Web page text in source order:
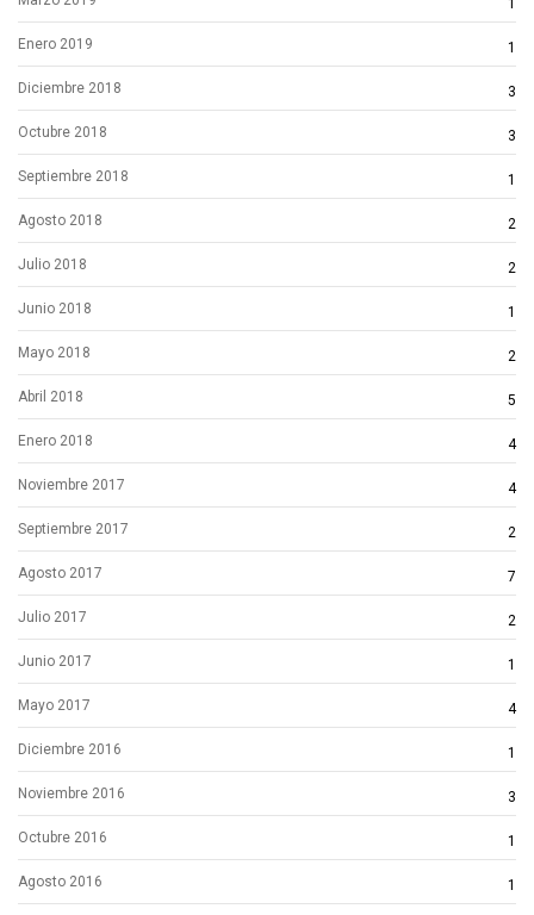
Enero 2019 1
Diciembre 2018 3
Octubre 2018 3
Septiembre 2018 1
Agosto 2018 2
Julio 2018 2
Junio 2018 1
Mayo 2018 2
Abril 2018 5
Enero 2018 4
Noviembre 2017 4
Septiembre 2017 2
Agosto 2017 7
Julio 2017 2
Junio 2017 1
Mayo 2017 4
Diciembre 2016 1
Noviembre 2016 3
Octubre 2016 1
Agosto 2016 1